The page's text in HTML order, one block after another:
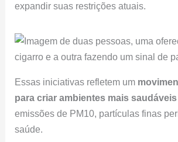
expandir suas restrições atuais.
Essas iniciativas refletem um
para criar ambientes mais saudáveis
emissões de PM10, partículas finas
saúde.